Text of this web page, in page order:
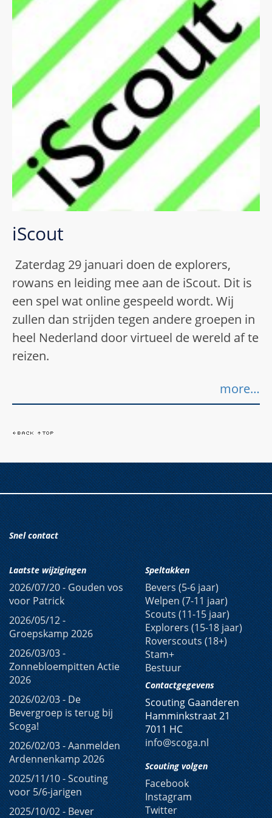
iScout
Zaterdag 29 januari doen de explorers,
rowans en leiding mee aan de iScout. Dit is
een spel wat online gespeeld wordt. Wij
zullen dan strijden tegen andere groepen in
heel Nederland door virtueel de wereld af te
reizen.
more…
Snel contact
Laatste wijzigingen
2026/07/20 -Gouden vos
voor Patrick
2026/05/12 -
Groepskamp 2026
2026/03/03 -
Zonnebloempitten Actie
2026
2026/02/03 -De
Bevergroep is terug bij
Scoga!
2026/02/03 -Aanmelden
Ardennenkamp 2026
2025/11/10 -Scouting
voor 5/6-jarigen
2025/10/02 -Bever
Speltakken
Bevers (5-6 jaar)
Welpen (7-11 jaar)
Scouts (11-15 jaar)
Explorers (15-18 jaar)
Roverscouts (18+)
Stam+
Bestuur
Contactgegevens
Scouting Gaanderen
Hamminkstraat 21
7011 HC
info@scoga.nl
Scouting volgen
Facebook
Instagram
Twitter